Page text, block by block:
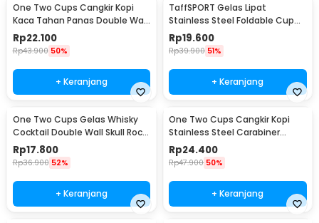
One Two Cups Cangkir Kopi
Kaca Tahan Panas Double Wall
Cup 180ml - DOME240
Rp22.100
Rp43.900 50%
+ Keranjang
TaffSPORT Gelas Lipat
Stainless Steel Foldable Cup
Carabiner 240ml - F180
Rp19.600
Rp39.900 51%
+ Keranjang
One Two Cups Gelas Whisky
Cocktail Double Wall Skull Rock
Glass 150ml - SG-02
Rp17.800
Rp36.900 52%
+ Keranjang
One Two Cups Cangkir Kopi
Stainless Steel Carabiner
Camping Cup 220ml - C125
Rp24.400
Rp47.900 50%
+ Keranjang